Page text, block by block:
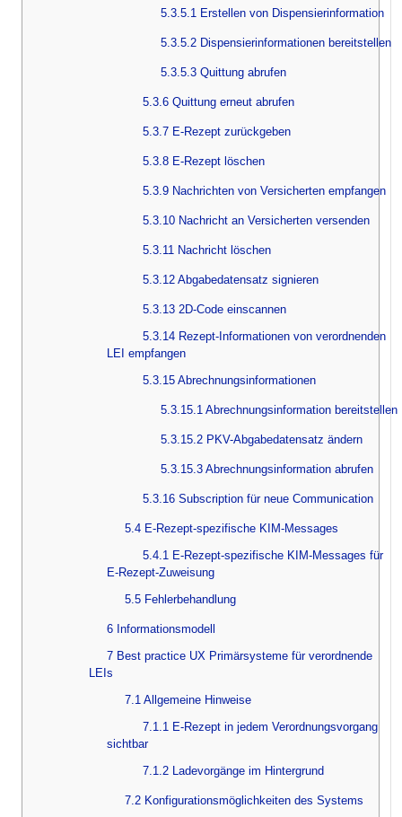
5.3.5.1 Erstellen von Dispensierinformation
5.3.5.2 Dispensierinformationen bereitstellen
5.3.5.3 Quittung abrufen
5.3.6 Quittung erneut abrufen
5.3.7 E-Rezept zurückgeben
5.3.8 E-Rezept löschen
5.3.9 Nachrichten von Versicherten empfangen
5.3.10 Nachricht an Versicherten versenden
5.3.11 Nachricht löschen
5.3.12 Abgabedatensatz signieren
5.3.13 2D-Code einscannen
5.3.14 Rezept-Informationen von verordnenden
LEI empfangen
5.3.15 Abrechnungsinformationen
5.3.15.1 Abrechnungsinformation bereitstellen
5.3.15.2 PKV-Abgabedatensatz ändern
5.3.15.3 Abrechnungsinformation abrufen
5.3.16 Subscription für neue Communication
5.4 E-Rezept-spezifische KIM-Messages
5.4.1 E-Rezept-spezifische KIM-Messages für
E-Rezept-Zuweisung
5.5 Fehlerbehandlung
6 Informationsmodell
7 Best practice UX Primärsysteme für verordnende
LEIs
7.1 Allgemeine Hinweise
7.1.1 E-Rezept in jedem Verordnungsvorgang
sichtbar
7.1.2 Ladevorgänge im Hintergrund
7.2 Konfigurationsmöglichkeiten des Systems